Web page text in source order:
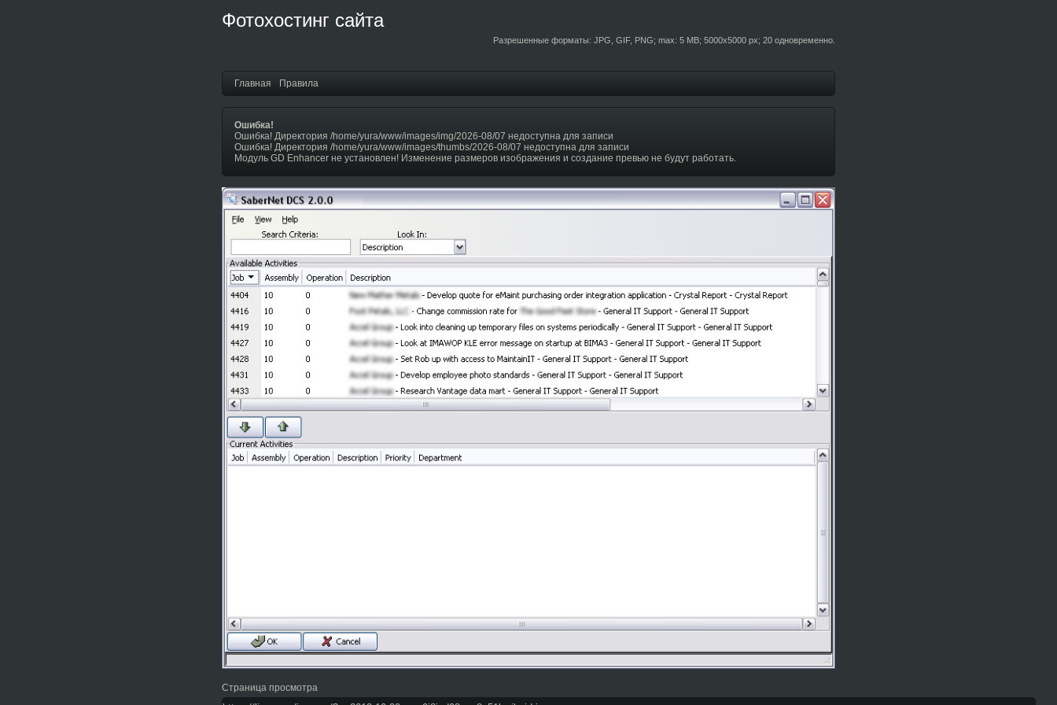
Фотохостинг сайта
Разрешенные форматы: JPG, GIF, PNG; max: 5 MB; 5000x5000 px; 20 одновременно.
Главная Правила
Ошибка!
Ошибка! Директория /home/yura/www/images/img/2026-08/07 недоступна для записи
Ошибка! Директория /home/yura/www/images/thumbs/2026-08/07 недоступна для записи
Модуль GD Enhancer не установлен! Изменение размеров изображения и создание превью не будут работать.
Страница просмотра